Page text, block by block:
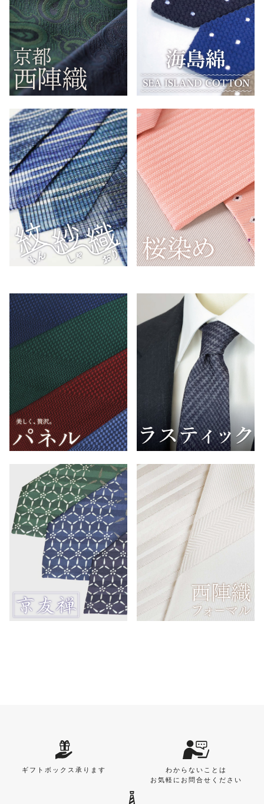
ギフトボックス承ります
わからないことは
お気軽にお問合せください